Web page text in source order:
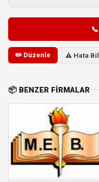
✏️ Düzenle ⚠️ Hata
📦 BENZER FIRMALAR